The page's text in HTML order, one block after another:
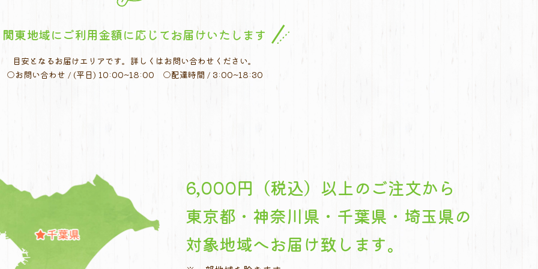
関東地域にご利用金額に応じてお届けいたします
目安となるお届けエリアです。 詳しくはお問い合わせください。
○お問い合わせ / (平日) 10:00~18:00 ○配達時間 / 3:00~18:30
6,000円（税込）以上のご注文から
東京都・神奈川県・千葉県・埼玉県の
対象地域へお届け致します。